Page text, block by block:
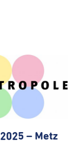
2025 – Metz